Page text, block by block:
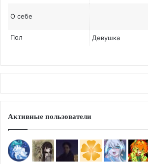
О себе
Пол Девушка
Активные пользователи